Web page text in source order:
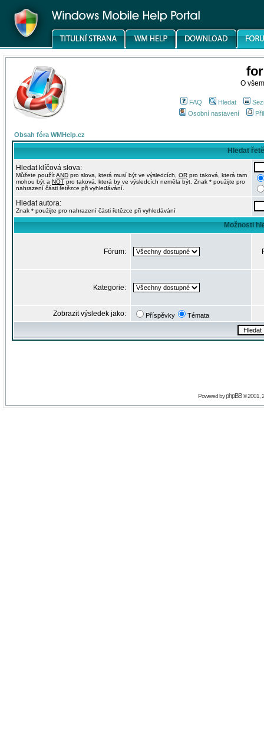
O
FAQ Hledat
Osobní nastavení
Obsah fóra WMHelp.cz
Hledat
Hledat klíčová slova:
Můžete použítAND pro slova, která musí být ve výsledcích, OR pro taková, která tam
mohou být a NOT pro taková, která by ve výsledcích neměla být. Znak * použijte pro
nahrazení části řetězce při vyhledávání.
Hledat autora:
Znak * použijte pro nahrazení části řetězce při vyhledávání
Možnosti
Fórum:
Kategorie:
Zobrazit výsledek jako: Příspěvky Témata
Powered byphpBB© 2001,